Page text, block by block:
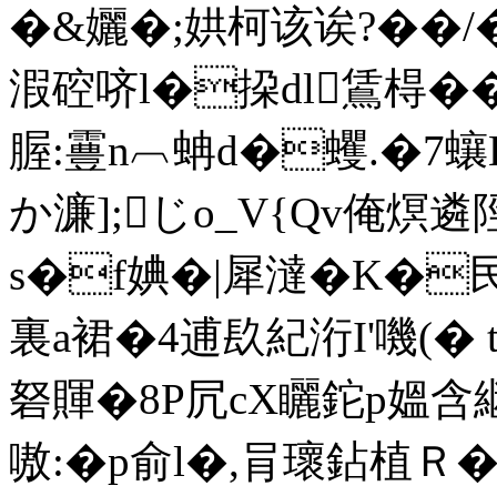
�&孋�;娂柯该诶?��/
溊硿哜l�挅dl鵀棏
腛:霻n︹蚺d�蠼.�7
か濂];じo_V{Qv俺熐遴
s�f婰�|犀澾�K�
裏a裙�4逋镹紀洐I'嘰(�
砮賱�8P凥cX矖鉈p媼
嗷:�p俞l�,肙瓌鉆植